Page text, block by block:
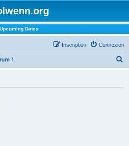
Upcoming Dates
Connexion
Inscription
!